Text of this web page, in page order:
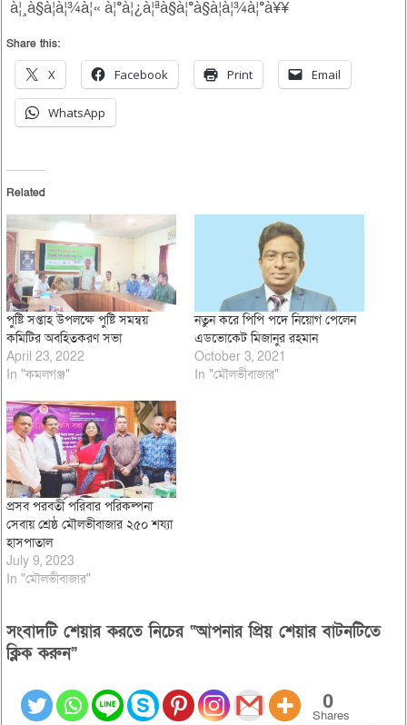
à¦¸à§à¦à¦¾à¦« à¦°à¦¿à¦ªà§à¦°à§à¦à¦¾à¦°à¥¥
Share this:
X Facebook Print Email
WhatsApp
Related
পুষ্টি সপ্তাহ উপলক্ষে পুষ্টি সমন্বয়
কমিটির অবহিতকরণ সভা
April 23, 2022
In "কমলগঞ্জ"
নতুন করে পিপি পদে নিয়োগ পেলেন
এডভোকেট মিজানুর রহমান
October 3, 2021
In "মৌলভীবাজার"
প্রসব পরবর্তী পরিবার পরিকল্পনা
সেবায় শ্রেষ্ঠ মৌলভীবাজার ২৫০ শয্যা
হাসপাতাল
July 9, 2023
In "মৌলভীবাজার"
সংবাদটি শেয়ার করতে নিচের “আপনার প্রিয় শেয়ার বাটনটিতে
ক্লিক করুন”
0
Shares